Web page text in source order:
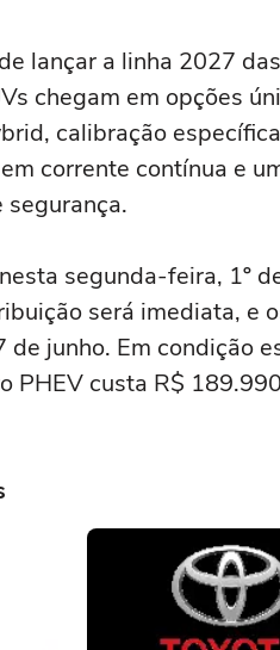
lançar a linha 2027
chegam em opções
calibração
corrente contínua e
segunda-feira, 1º
será imediata, e
de junho. Em condição
PHEV custa R$